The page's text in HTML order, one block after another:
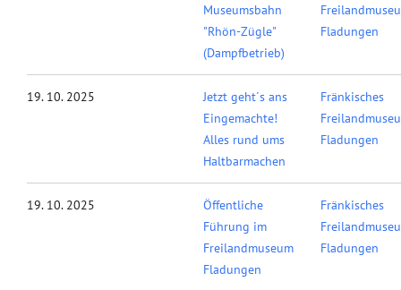
Museumsbahn
"Rhön-Zügle"
(Dampfbetrieb)
Fladungen
19. 10. 2025
Jetzt geht´s ans
Eingemachte!
Alles rund ums
Haltbarmachen
Fränkisches
Fladungen
19. 10. 2025
Öffentliche
Führung im
Freilandmuseum
Fladungen
Fränkisches
Fladungen